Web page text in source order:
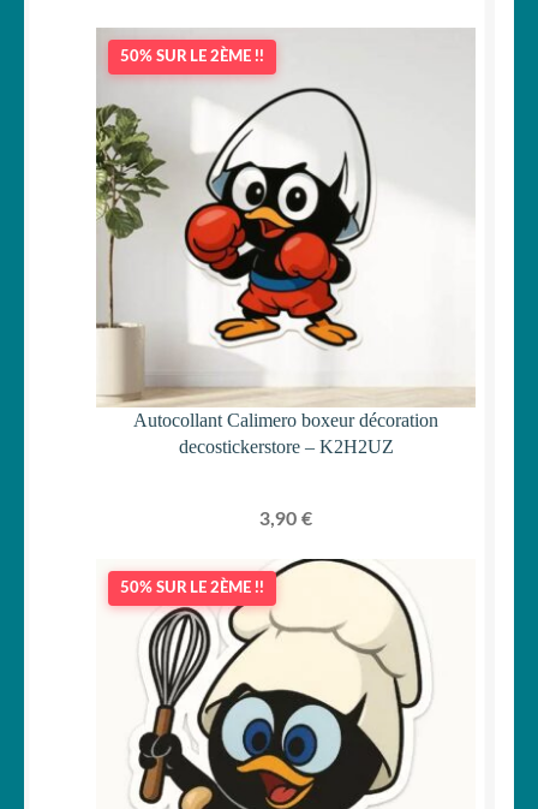
50% SUR LE 2ÈME !!
Autocollant Calimero boxeur décoration
decostickerstore – K2H2UZ
3,90 €
50% SUR LE 2ÈME !!